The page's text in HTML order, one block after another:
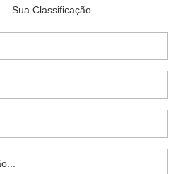
Sua Classificação